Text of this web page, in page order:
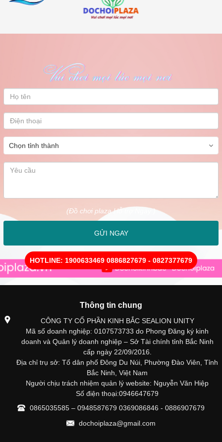
(Đồ chơi plaza Hỗ trợ Ngay )
GỬI NGAY
HOTLINE: 1900633469 0886827679 - 0827377679
Thông tin chung
CÔNG TY CỔ PHẦN KINH BẮC SEALION UNITY
Mã số doanh nghiệp: 0107573733 do Phong Đăng ký kinh
doanh và Quản lý doanh nghiệp – Sở Tài chính tỉnh Bắc Ninh
cấp ngày 22/09/2016.
Địa chỉ trụ sở: Tổ dân phố Đông Du Núi, Phường Đào Viên, Tỉnh
Bắc Ninh, Việt Nam
Người chịu trách nhiệm quản lý website: Nguyễn Văn Hiệp
Số điện thoại:0946647679
0865035585 – 0948587679 0369086846 - 0886907679
dochoiplaza@gmail.com